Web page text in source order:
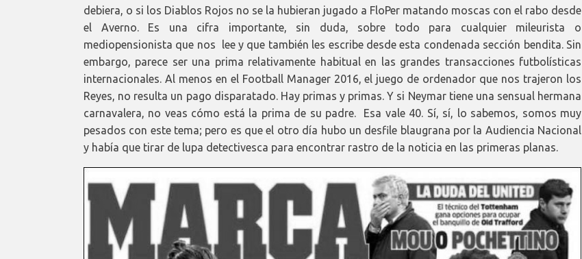
debiera, o si los Diablos Rojos no se la hubieran jugado a FloPer matando moscas con el rabo desde
el Averno. Es una cifra importante, sin duda, sobre todo para cualquier mileurista o
mediopensionista que nos lee y que también les escribe desde esta condenada sección bendita. Sin
embargo, parece ser una prima relativamente habitual en las grandes transacciones futbolísticas
internacionales. Al menos en el Football Manager 2016, el juego de ordenador que nos trajeron los
Reyes, no resulta un pago disparatado. Hay primas y primas. Y si Neymar tiene una sensual hermana
carnavalera, no veas cómo está la prima de su padre. Esa vale 40. Sí, sí, lo sabemos, somos muy
pesados con este tema; pero es que el otro día hubo un desfile blaugrana por la Audiencia Nacional
y había que tirar de lupa detectivesca para encontrar rastro de la noticia en las primeras planas.